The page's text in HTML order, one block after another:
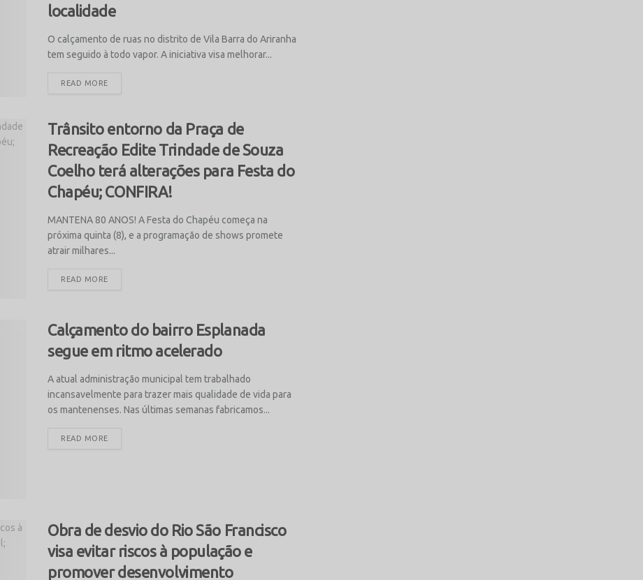
localidade
O calçamento de ruas no distrito de Vila Barra do Ariranha
tem seguido à todo vapor. A iniciativa visa melhorar...
READ MORE
Trânsito entorno da Praça de
Recreação Edite Trindade de Souza
Coelho terá alterações para Festa do
Chapéu; CONFIRA!
MANTENA 80 ANOS! A Festa do Chapéu começa na
próxima quinta (8), e a programação de shows promete
atrair milhares...
READ MORE
Calçamento do bairro Esplanada
segue em ritmo acelerado
A atual administração municipal tem trabalhado
incansavelmente para trazer mais qualidade de vida para
os mantenenses. Nas últimas semanas fabricamos...
READ MORE
Obra de desvio do Rio São Francisco
visa evitar riscos à população e
promover desenvolvimento